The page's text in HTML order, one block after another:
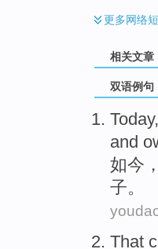
更多网络
相关文章
双语例句
Today
and
如今 ，
子。
That